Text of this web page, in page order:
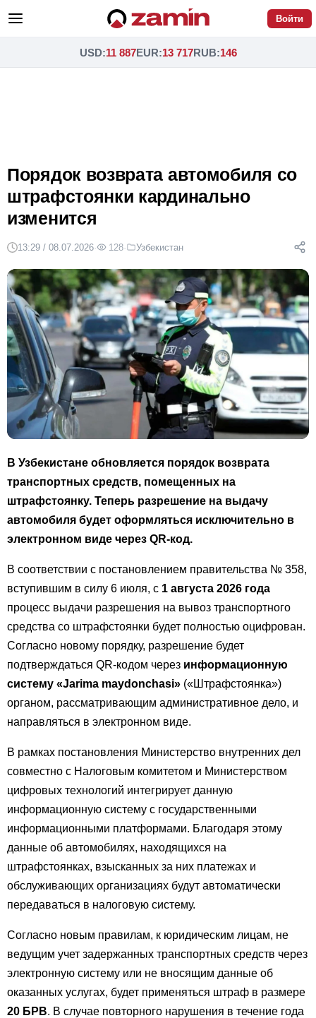
Войти
USD:11 887EUR:13 717RUB:146
Порядок возврата автомобиля со
штрафстоянки кардинально
изменится
13:29 / 08.07.2026· 128· Узбекистан
В Узбекистане обновляется порядок возврата
транспортных средств, помещенных на
штрафстоянку. Теперь разрешение на выдачу
автомобиля будет оформляться исключительно в
электронном виде через QR-код.
В соответствии с постановлением правительства № 358,
вступившим в силу 6 июля, с 1 августа 2026 года
процесс выдачи разрешения на вывоз транспортного
средства со штрафстоянки будет полностью оцифрован.
Согласно новому порядку, разрешение будет
подтверждаться QR-кодом через информационную
систему «Jarima maydonchasi» («Штрафстоянка»)
органом, рассматривающим административное дело, и
направляться в электронном виде.
В рамках постановления Министерство внутренних дел
совместно с Налоговым комитетом и Министерством
цифровых технологий интегрирует данную
информационную систему с государственными
информационными платформами. Благодаря этому
данные об автомобилях, находящихся на
штрафстоянках, взысканных за них платежах и
обслуживающих организациях будут автоматически
передаваться в налоговую систему.
Согласно новым правилам, к юридическим лицам, не
ведущим учет задержанных транспортных средств через
электронную систему или не вносящим данные об
оказанных услугах, будет применяться штраф в размере
20 БРВ. В случае повторного нарушения в течение года